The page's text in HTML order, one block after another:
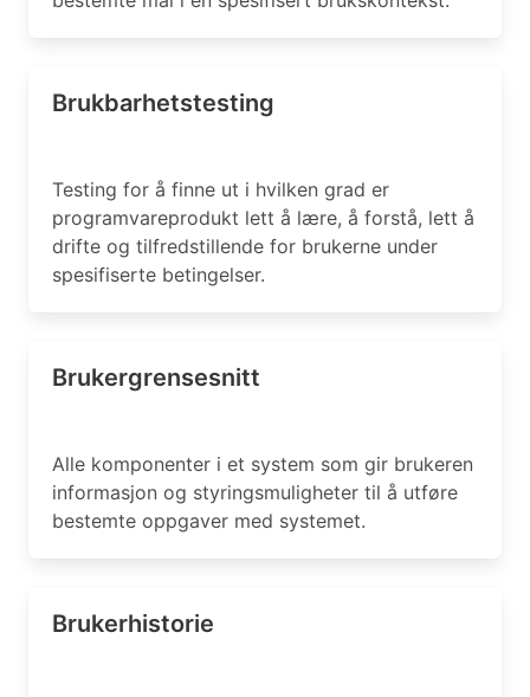
Brukbarhetstesting
Testing for å finne ut i hvilken grad er
programvareprodukt lett å lære, å forstå, lett å
drifte og tilfredstillende for brukerne under
spesifiserte betingelser.
Brukergrensesnitt
Alle komponenter i et system som gir brukeren
informasjon og styringsmuligheter til å utføre
bestemte oppgaver med systemet.
Brukerhistorie